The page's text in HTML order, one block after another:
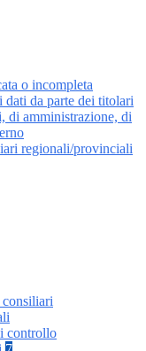
o incompleta
dati da parte dei titolari
di amministrazione, di
regionali/provinciali
controllo